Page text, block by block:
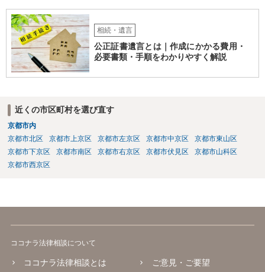
相続・遺言
公正証書遺言とは｜作成にかかる費用・
必要書類・手順をわかりやすく解説
近くの市区町村を選び直す
京都市内
京都市北区
京都市上京区 京都市左京区 京都市中京区
京都市東山区
京都市下京区
京都市南区 京都市右京区 京都市伏見区
京都市山科区
京都市西京区
ココナラ法律相談について
ココナラ法律相談とは ご意見・ご要望